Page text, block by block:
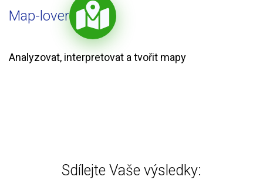
Map-lover
Analyzovat, interpretovat a tvořit mapy
Sdílejte Vaše výsledky: